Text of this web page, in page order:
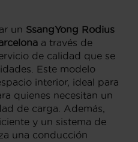
un SsangYong Rodius
a través de
de calidad que se
Este modelo
interior, ideal para
quienes necesitan un
de carga. Además,
y un sistema de
una conducción